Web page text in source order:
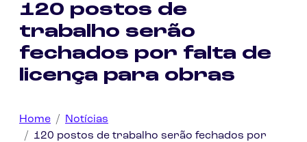
120 postos de
trabalho serão
fechados por falta de
licença para obras
Home
Notícias
120 postos de trabalho serão fechados por